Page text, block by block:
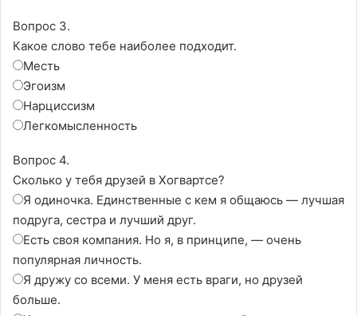
Вопрос 3.
Какое слово тебе наиболее подходит.
Месть
Эгоизм
Нарциссизм
Легкомысленность
Вопрос 4.
Сколько у тебя друзей в Хогвартсе?
Я одиночка. Единственные с кем я общаюсь — лучшая
подруга, сестра и лучший друг.
Есть своя компания. Но я, в принципе, — очень
популярная личность.
Я дружу со всеми. У меня есть враги, но друзей
больше.